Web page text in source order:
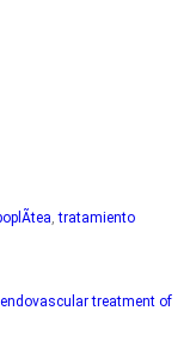
,tratamiento
endovascular treatment of